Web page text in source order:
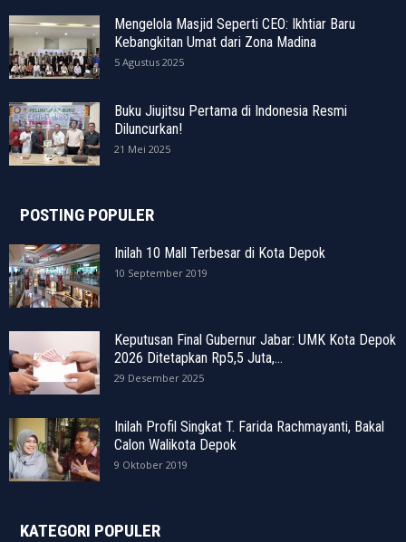
Mengelola Masjid Seperti CEO: Ikhtiar Baru
Kebangkitan Umat dari Zona Madina
5 Agustus 2025
Buku Jiujitsu Pertama di Indonesia Resmi
Diluncurkan!
21 Mei 2025
POSTING POPULER
Inilah 10 Mall Terbesar di Kota Depok
10 September 2019
Keputusan Final Gubernur Jabar: UMK Kota Depok
2026 Ditetapkan Rp5,5 Juta,...
29 Desember 2025
Inilah Profil Singkat T. Farida Rachmayanti, Bakal
Calon Walikota Depok
9 Oktober 2019
KATEGORI POPULER